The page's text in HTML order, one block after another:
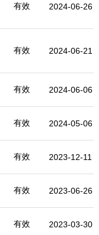
有效 2024-06-26
有效 2024-06-21
有效 2024-06-06
有效 2024-05-06
有效 2023-12-11
有效 2023-06-26
有效 2023-03-30